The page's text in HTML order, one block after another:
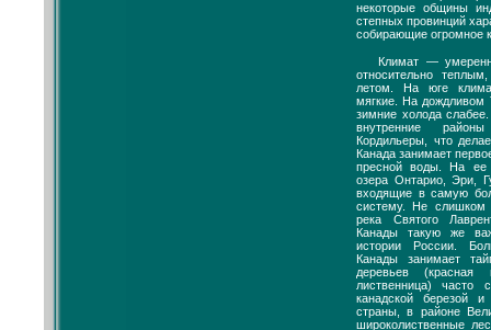
некоторые общины
степных провинций
собирающие огромное
Климат —
относительно
летом. На юге
мягкие. На дождливом
зимние холода
внутренние
Кордильеры, что
Канада занимает
пресной воды. На ее
озера Онтарио, Эри,
входящие в самую
систему. Не слишком
река Святого
Канады такую же
истории России.
Канады занимает
деревьев
лиственница) часто
канадской березой
страны, в районе
широколиственные